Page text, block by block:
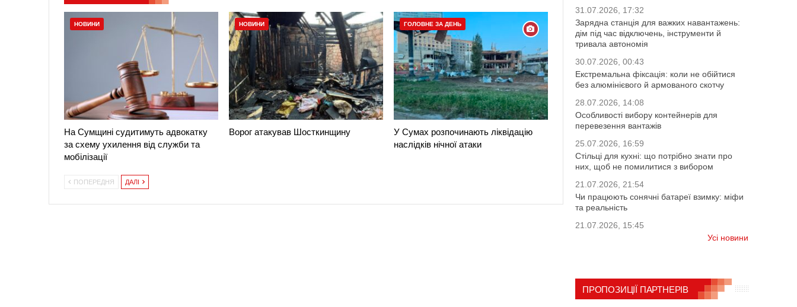
НОВИНИ
На Сумщині судитимуть адвокатку
за схему ухилення від служби та
мобілізації
НОВИНИ
Ворог атакував Шосткинщину
ГОЛОВНЕ ЗА ДЕНЬ
У Сумах розпочинають ліквідацію
наслідків нічної атаки
ПОПЕРЕДНЯ ДАЛІ
31.07.2026, 17:32
Зарядна станція для важких навантажень:
дім під час відключень, інструменти й
тривала автономія
30.07.2026, 00:43
Екстремальна фіксація: коли не обійтися
без алюмінієвого й армованого скотчу
28.07.2026, 14:08
Особливості вибору контейнерів для
перевезення вантажів
25.07.2026, 16:59
Стільці для кухні: що потрібно знати про
них, щоб не помилитися з вибором
21.07.2026, 21:54
Чи працюють сонячні батареї взимку: міфи
та реальність
21.07.2026, 15:45
Усі новини
ПРОПОЗИЦІЇ ПАРТНЕРІВ